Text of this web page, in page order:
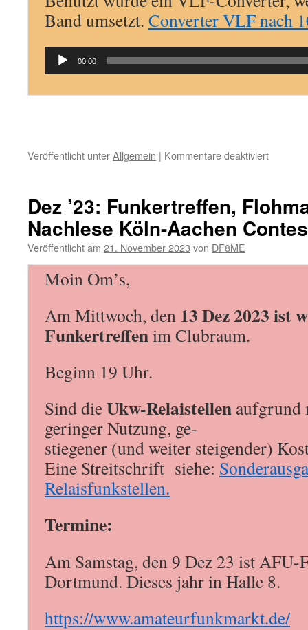
Band umsetzt. Converter VLF nach
Audio-
00:00
Veröffentlicht unterAllgemein | Kommentare deaktiviertfür
Dez ’23: Funkertreffen,
Nachlese Köln-Aachen
Veröffentlicht am 21. November 2023 von DF8ME
Moin Om’s,
Am Mittwoch, den 13 Dez 2023 ist
Funkertreffenim Clubraum.
Beginn 19 Uhr.
Sind dieUkw-Relaistellen aufgrund
geringer Nutzung, ge-
stiegener (und weiter steigender)
Eine Streitschrift siehe:
Relaisfunkstellen.
Termine:
Am Samstag, den 9 Dez 23 ist
Dortmund. Dieses jahr in Halle 8.
https://www.amateurfunkmarkt.de/